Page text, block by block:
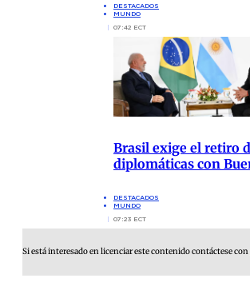
DESTACADOS
MUNDO
07:42 ECT
Brasil exige el retiro
diplomáticas con
DESTACADOS
MUNDO
07:23 ECT
Si está interesado en licenciar este contenido contáctese con